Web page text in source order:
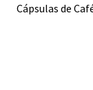
Cápsulas de